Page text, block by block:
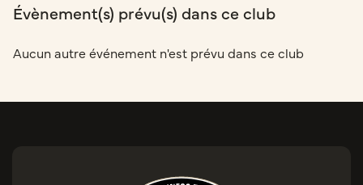
Évènement(s) prévu(s) dans ce club
Aucun autre événement n'est prévu dans ce club